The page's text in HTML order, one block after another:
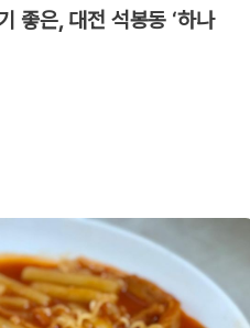
좋은, 대전 석봉동 ‘하나